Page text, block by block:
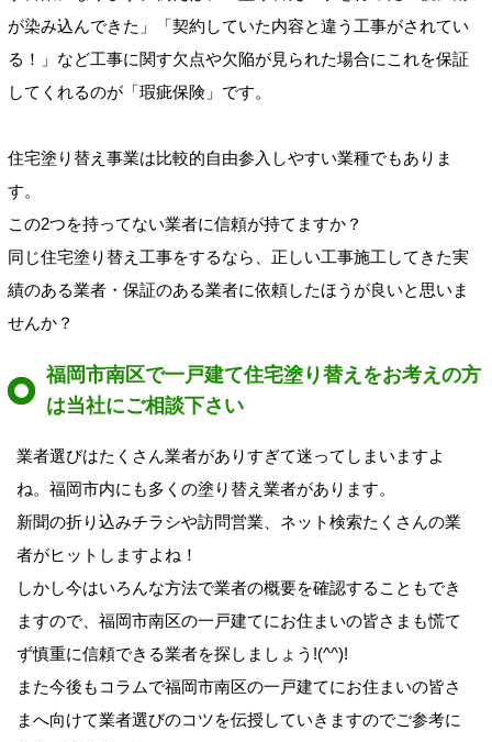
が染み込んできた」「契約していた内容と違う工事がされてい
る！」など工事に関す欠点や欠陥が見られた場合にこれを保証
してくれるのが「瑕疵保険」です。
住宅塗り替え事業は比較的自由参入しやすい業種でもありま
す。
この2つを持ってない業者に信頼が持てますか？
同じ住宅塗り替え工事をするなら、正しい工事施工してきた実
績のある業者・保証のある業者に依頼したほうが良いと思いま
せんか？
福岡市南区で一戸建て住宅塗り替えをお考えの方
は当社にご相談下さい
業者選びはたくさん業者がありすぎて迷ってしまいますよ
ね。福岡市内にも多くの塗り替え業者があります。
新聞の折り込みチラシや訪問営業、ネット検索たくさんの業
者がヒットしますよね！
しかし今はいろんな方法で業者の概要を確認することもでき
ますので、福岡市南区の一戸建てにお住まいの皆さまも慌て
ず慎重に信頼できる業者を探しましょう!(^^)!
また今後もコラムで福岡市南区の一戸建てにお住まいの皆さ
まへ向けて業者選びのコツを伝授していきますのでご参考に